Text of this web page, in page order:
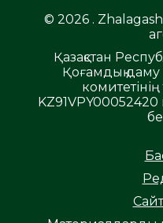
© 2026 .
Қазақстан
Қоғамдық даму
KZ91VPY00052420